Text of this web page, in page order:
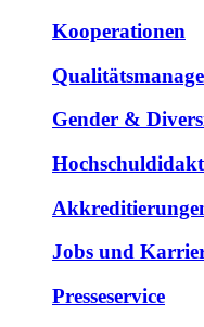
Kooperationen
Gender &
Jobs und
Presseservice